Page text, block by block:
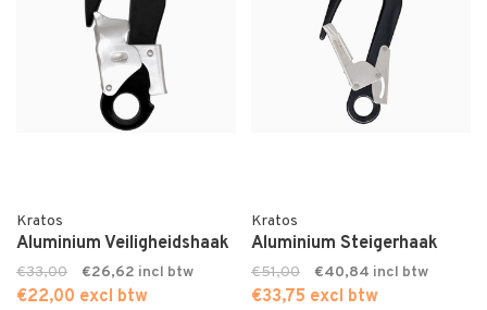
Kratos
Aluminium Veiligheidshaak
€33,00 €26,62
€22,00 excl btw
Kratos
Aluminium Steigerhaak
€51,00 €40,84
€33,75 excl btw